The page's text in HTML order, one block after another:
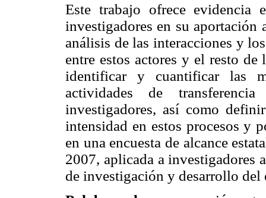
Este trabajo ofrece evidencia
investigadores en su
análisis de las interacciones y
entre estos actores y el resto de
identificar y cuantificar las
actividades de
investigadores, así como
intensidad en estos procesos y
en una encuesta de alcance
2007, aplicada a investigadores
de investigación y desarrollo del